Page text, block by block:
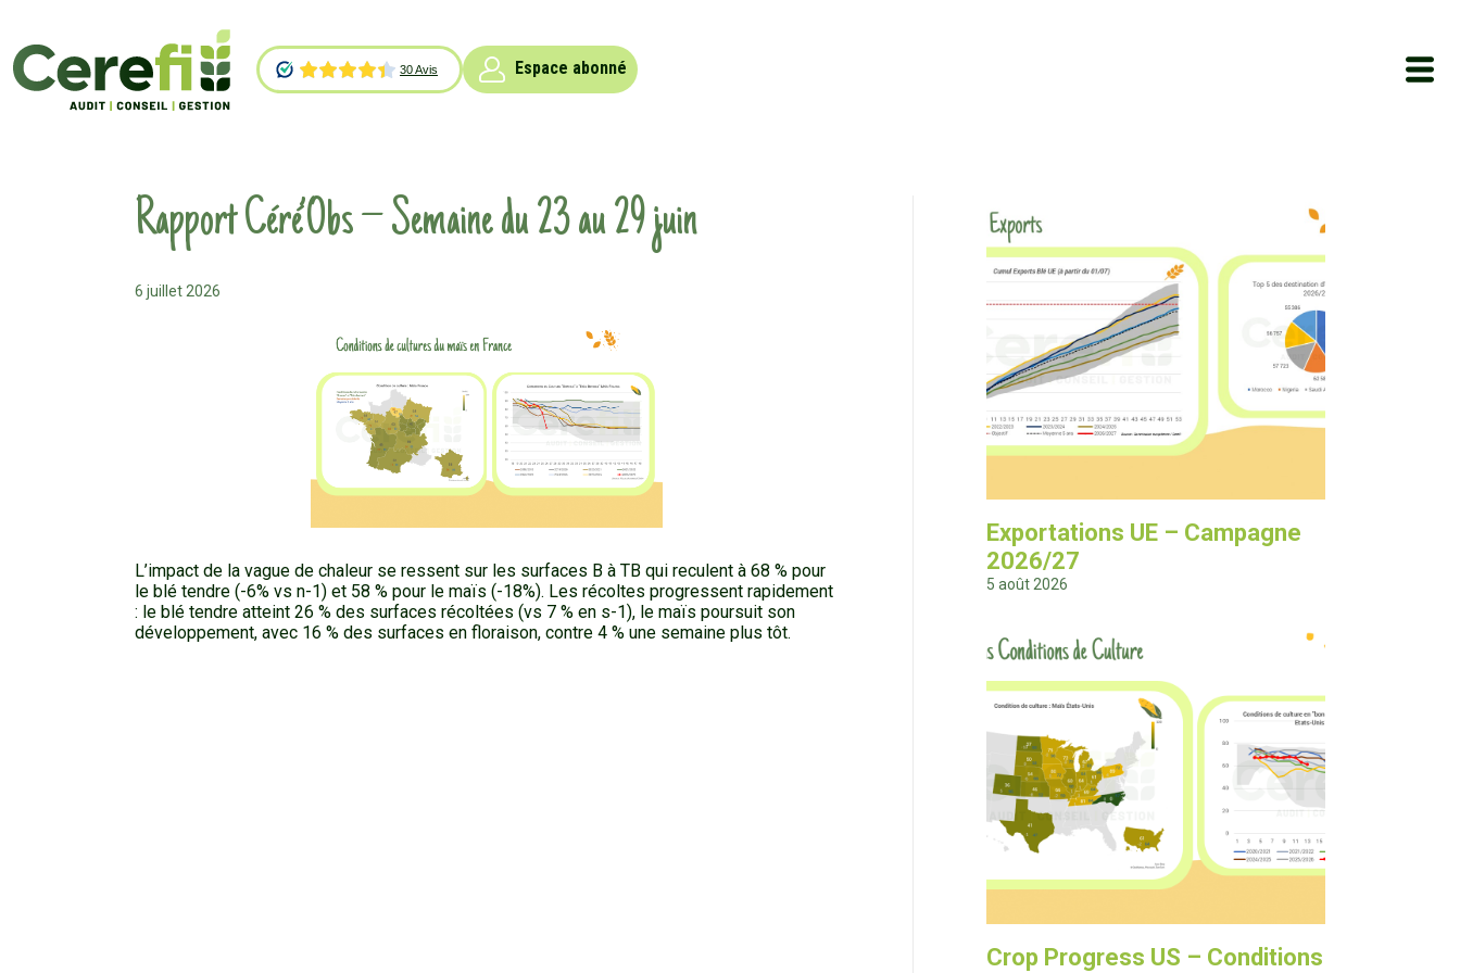
Espace abonné
Rapport Céré’Obs – Semaine du 23 au 29 juin
6 juillet 2026
L’impact de la vague de chaleur se ressent sur les surfaces B à TB qui reculent à 68 % pour
le blé tendre (-6% vs n-1) et 58 % pour le maïs (-18%). Les récoltes progressent rapidement
: le blé tendre atteint 26 % des surfaces récoltées (vs 7 % en s-1), le maïs poursuit son
développement, avec 16 % des surfaces en floraison, contre 4 % une semaine plus tôt.
Exportations UE – Campagne
2026/27
5 août 2026
Crop Progress US – Conditions